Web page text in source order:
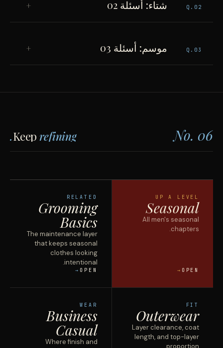
Q. 02 شتاء: أسئلة 02 +
Q. 03 موسم: أسئلة 03 +
No. 06
Keep refining.
UP A LEVEL
Seasonal
All men's seasonal
chapters.
OPEN
RELATED
Grooming
Basics
The maintenance layer
that keeps seasonal
clothes looking
intentional.
OPEN
FIT
Outerwear
Layer clearance, coat
length, and top-layer
proportion.
WEAR
Business
Casual
Where finish and